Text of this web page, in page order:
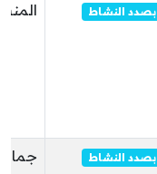
بصدد النشاط
بصدد النشاط جمال